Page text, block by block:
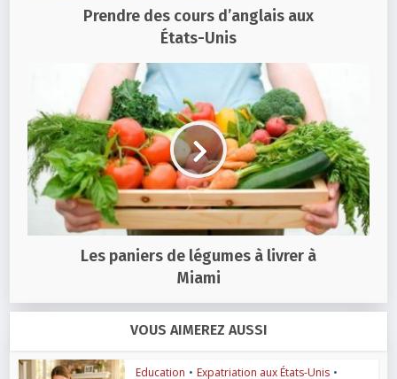
Prendre des cours d’anglais aux
États-Unis
Les paniers de légumes à livrer à
Miami
VOUS AIMEREZ AUSSI
Education • Expatriation aux États-Unis •